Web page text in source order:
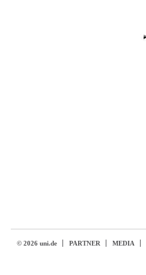
© 2026 uni.de PARTNER MEDIA